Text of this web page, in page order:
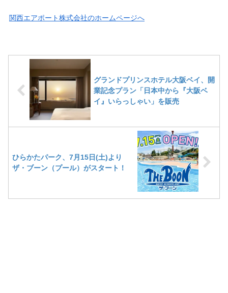
関西エアポート株式会社のホームページへ
グランドプリンスホテル大阪ベイ、開
業記念プラン「日本中から『大阪ベ
イ』いらっしゃい」を販売
ひらかたパーク、7月15日(土)より
ザ・ブーン（プール）がスタート！